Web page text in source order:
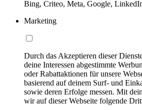
Bing, Criteo, Meta, Google,
Marketing
Durch das Akzeptieren dieser
deine Interessen abgestimmte
oder Rabattaktionen für unsere
basierend auf deinem Surf- und
sowie deren Erfolge messen. Mit
wir auf dieser Webseite folgende